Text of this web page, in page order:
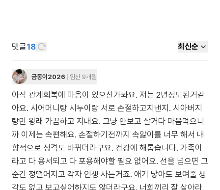
댓글18 최신순
금동이2026 임신 9개월
아직 관계회복에 마음이 있으신가봐요. 저는 2년정도된거같
아요. 시어머니랑 시누이랑 서로 손절하고지낸지. 시아버지
랑만 왕래 가끔하고 지내요. 그냥 안보고 살거다 마음먹으니
까 이제는 속편해요. 손절하기전까지 속앓이를 너무 해서 내
향적으로 성격도 바뀌더라구요. 건강에 해롭습니다. 가족이
라고 다 용서되고 다 포용해야할 필요 없어요. 선을 넘으면 그
순간 정떨어지고 각자 인생 사는거죠. 애기 낳아도 보여줄 생
각도 없고 보고싶어하지도 않더라구요. 너희끼리 잘 살아라